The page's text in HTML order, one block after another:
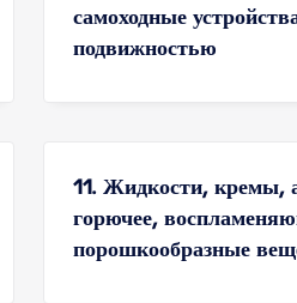
самоходные
подвижностью
11. Жидкости, кремы,
горючее,
порошкообразные